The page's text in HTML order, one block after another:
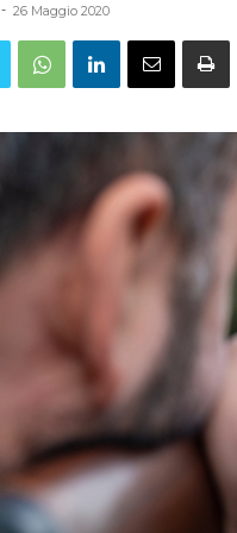
- 26 Maggio 2020